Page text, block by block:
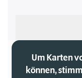
Um Karten
können,